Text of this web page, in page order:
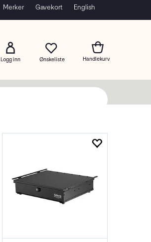
Merker Gavekort English
Logg inn